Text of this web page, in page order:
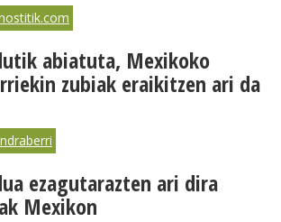
abiatuta, Mexikoko
zubiak eraikitzen ari da
ezagutarazten ari dira
Mexikon